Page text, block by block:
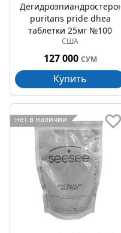
Дегидроэпиандростерон
puritans pride dhea
таблетки 25мг №100
США
127 000 СУМ
Купить
нет в наличии